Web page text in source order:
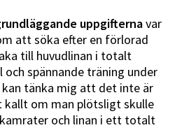
uppgifternavar
att söka efter en förlorad
till huvudlinan i totalt
spännande träning under
tänka mig att det inte är
om man plötsligt skulle
och linan i ett totalt